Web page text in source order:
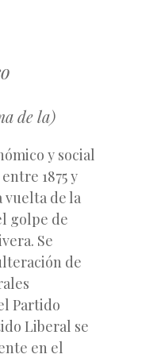
de la)
y social
1875 y
vuelta de la
golpe de
Se
de
Partido
Liberal se
en el